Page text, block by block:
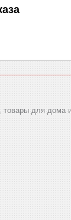
товары для дома